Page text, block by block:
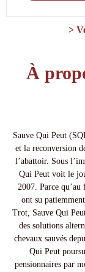
>
À
Sauve Qui Peut
et la reconversion
l’abattoir. Sous
Qui Peut voit le
2007. Parce qu’au
ont su
Trot, Sauve Qui
des solutions
chevaux sauvés
Qui Peut
pensionnaires par